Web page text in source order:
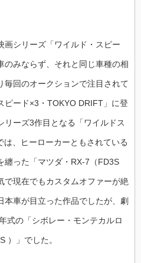
画シリーズ「ワイルド・スピー
のみならず、それと同じ車種の相
毎回のオークションで注目されて
ピード×3・TOKYO DRIFT」に登
リーズ3作目となる「ワイルドス
、ヒーローカーともされている
纏った「マツダ・RX-7（FD3S
で現在でもカスタムオファーが絶
本車が目立った作品でしたが、劇
式の「シボレー・モンテカルロ
）」でした。